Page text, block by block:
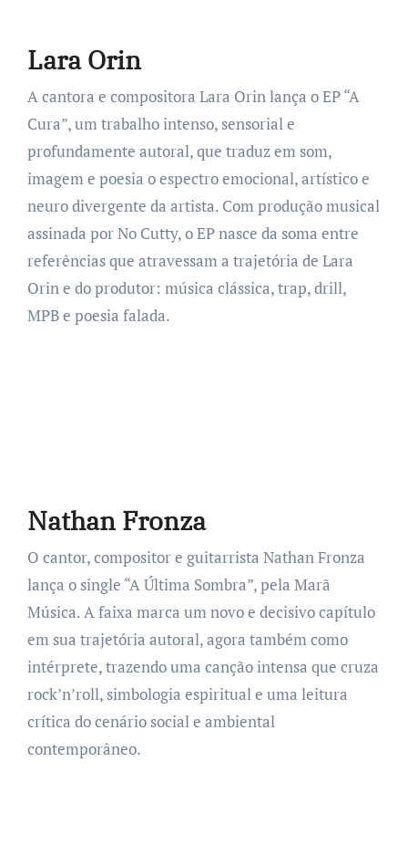
Lara Orin
A cantora e compositora Lara Orin lança o EP “A
Cura”, um trabalho intenso, sensorial e
profundamente autoral, que traduz em som,
imagem e poesia o espectro emocional, artístico e
neuro divergente da artista. Com produção musical
assinada por No Cutty, o EP nasce da soma entre
referências que atravessam a trajetória de Lara
Orin e do produtor: música clássica, trap, drill,
MPB e poesia falada.
Nathan Fronza
O cantor, compositor e guitarrista Nathan Fronza
lança o single “A Última Sombra”, pela Marã
Música. A faixa marca um novo e decisivo capítulo
em sua trajetória autoral, agora também como
intérprete, trazendo uma canção intensa que cruza
rock’n’roll, simbologia espiritual e uma leitura
crítica do cenário social e ambiental
contemporâneo.